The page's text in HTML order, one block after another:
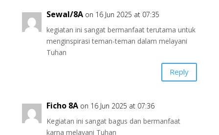
Sewal/8A on 16 Jun 2025 at 07:35
kegiatan ini sangat bermanfaat terutama untuk
menginspirasi teman-teman dalam melayani
Tuhan
Reply
Ficho 8A on 16 Jun 2025 at 07:36
Kegiatan ini sangat bagus dan bermanfaat
karna melayani Tuhan